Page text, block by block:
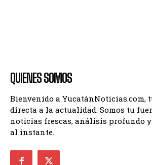
QUIENES SOMOS
Bienvenido a YucatánNoticias.com,
directa a la actualidad. Somos tu
noticias frescas, análisis profundo
al instante.